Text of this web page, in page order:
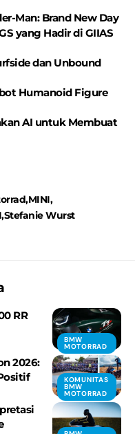
Man: Brand New Day
yang Hadir di GIIAS
dan Unbound
Humanoid Figure
AI untuk Membuat
MINI
Stefanie Wurst
BMW
MOTORRAD
RR
KOMUNITAS
BMW
MOTORRAD
2026: